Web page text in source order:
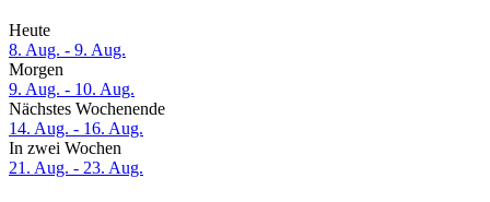
Heute
8. Aug. - 9. Aug.
Morgen
9. Aug. - 10. Aug.
Nächstes Wochenende
14. Aug. - 16. Aug.
In zwei Wochen
21. Aug. - 23. Aug.